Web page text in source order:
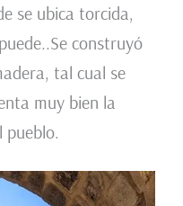
se ubica torcida,
construyó
tal cual se
muy bien la